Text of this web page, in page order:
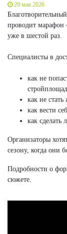
29 мая 2026
проводит марафон
уже в шестой раз.
Специалисты в
как не
как не
как вести
как сделать
Организаторы
сезону, когда они
Подробности о
сюжете.